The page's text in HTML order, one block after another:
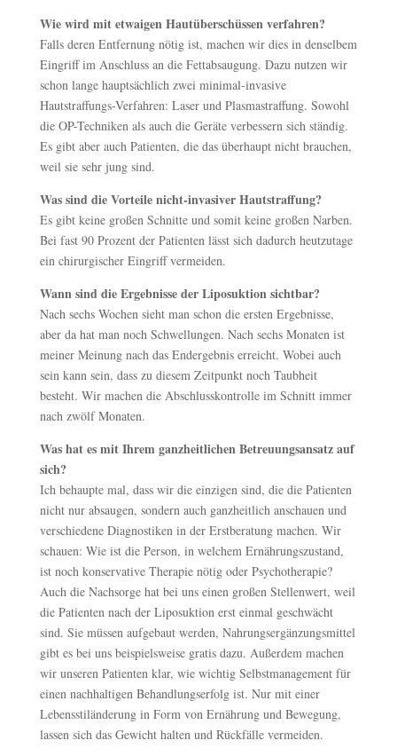
Wie wird mit etwaigen Hautüberschüssen verfahren?
Falls deren Entfernung nötig ist, machen wir dies in denselbem
Eingriff im Anschluss an die Fettabsaugung. Dazu nutzen wir
schon lange hauptsächlich zwei minimal-invasive
Hautstraffungs-Verfahren: Laser und Plasmastraffung. Sowohl
die OP-Techniken als auch die Geräte verbessern sich ständig.
Es gibt aber auch Patienten, die das überhaupt nicht brauchen,
weil sie sehr jung sind.
Was sind die Vorteile nicht-invasiver Hautstraffung?
Es gibt keine großen Schnitte und somit keine großen Narben.
Bei fast 90 Prozent der Patienten lässt sich dadurch heutzutage
ein chirurgischer Eingriff vermeiden.
Wann sind die Ergebnisse der Liposuktion sichtbar?
Nach sechs Wochen sieht man schon die ersten Ergebnisse,
aber da hat man noch Schwellungen. Nach sechs Monaten ist
meiner Meinung nach das Endergebnis erreicht. Wobei auch
sein kann sein, dass zu diesem Zeitpunkt noch Taubheit
besteht. Wir machen die Abschlusskontrolle im Schnitt immer
nach zwölf Monaten.
Was hat es mit Ihrem ganzheitlichen Betreuungsansatz auf
sich?
Ich behaupte mal, dass wir die einzigen sind, die die Patienten
nicht nur absaugen, sondern auch ganzheitlich anschauen und
verschiedene Diagnostiken in der Erstberatung machen. Wir
schauen: Wie ist die Person, in welchem Ernährungszustand,
ist noch konservative Therapie nötig oder Psychotherapie?
Auch die Nachsorge hat bei uns einen großen Stellenwert, weil
die Patienten nach der Liposuktion erst einmal geschwächt
sind. Sie müssen aufgebaut werden, Nahrungsergänzungsmittel
gibt es bei uns beispielsweise gratis dazu. Außerdem machen
wir unseren Patienten klar, wie wichtig Selbstmanagement für
einen nachhaltigen Behandlungserfolg ist. Nur mit einer
Lebensstiländerung in Form von Ernährung und Bewegung,
lassen sich das Gewicht halten und Rückfälle vermeiden.